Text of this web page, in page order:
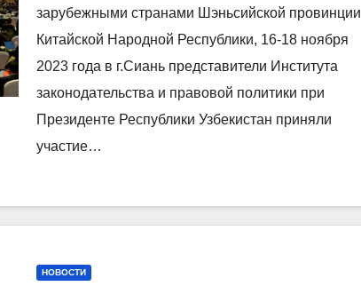
зарубежными странами Шэньсийской провинции
Китайской Народной Республики, 16-18 ноября
2023 года в г.Сиань представители Института
законодательства и правовой политики при
Президенте Республики Узбекистан приняли
участие…
НОВОСТИ